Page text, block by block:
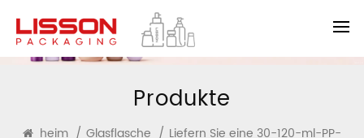
Produkte
heim / Glasflasche / Liefern Sie eine 30-120-ml-PP-